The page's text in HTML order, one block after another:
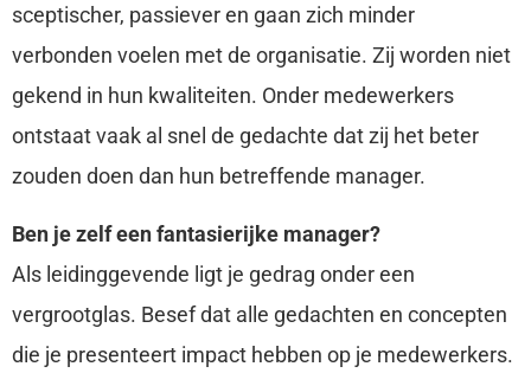
sceptischer, passiever en gaan zich minder
verbonden voelen met de organisatie. Zij worden niet
gekend in hun kwaliteiten. Onder medewerkers
ontstaat vaak al snel de gedachte dat zij het beter
zouden doen dan hun betreffende manager.
Ben je zelf een fantasierijke manager?
Als leidinggevende ligt je gedrag onder een
vergrootglas. Besef dat alle gedachten en concepten
die je presenteert impact hebben op je medewerkers.